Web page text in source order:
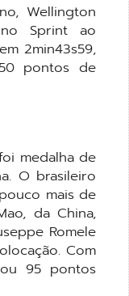
Wellington
Sprint ao
2min43s59,
pontos de
medalha de
O brasileiro
mais de
da China,
Romele
Com
95 pontos